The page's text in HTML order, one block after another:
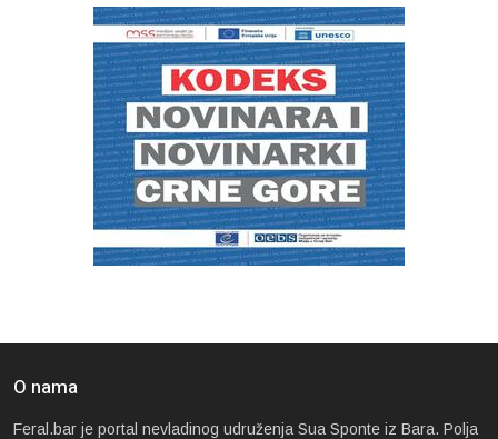
O nama
Feral.bar je portal nevladinog udruženja Sua Sponte iz Bara. Polja